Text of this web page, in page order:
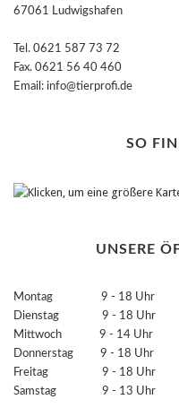
67061 Ludwigshafen
Tel. 0621 587 73 72
Fax. 0621 56 40 460
Email: info@tierprofi.de
SO
UNSERE
Montag 9 - 18 Uhr
Dienstag 9 - 18 Uhr
Mittwoch 9 - 14 Uhr
Donnerstag 9 - 18 Uhr
Freitag 9 - 18 Uhr
Samstag 9 - 13 Uhr